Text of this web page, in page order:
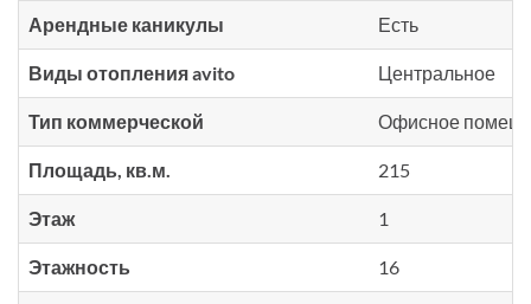
Арендные каникулы Есть
Виды отопления avito Центральное
Тип коммерческой Офисное
Площадь, кв.м. 215
Этаж 1
Этажность 16